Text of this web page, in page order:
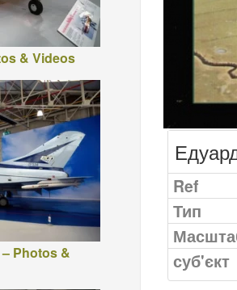
Ref
Тип
суб'єкт
& Videos
Photos &